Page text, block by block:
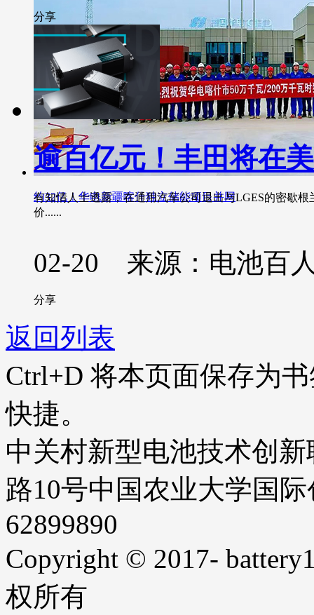
约32亿！华电新疆喀什独立储能项目并网
分享
逾百亿元！丰田将在
有知情人士透露，在通用汽车公司退出与LGES的密歇
价......
02-20 来源：电池百
分享
返回列表
Ctrl+D 将本页面保存为
快捷。
中关村新型电池技术创
路10号中国农业大学国
62899890
Copyright © 2017-
权所有